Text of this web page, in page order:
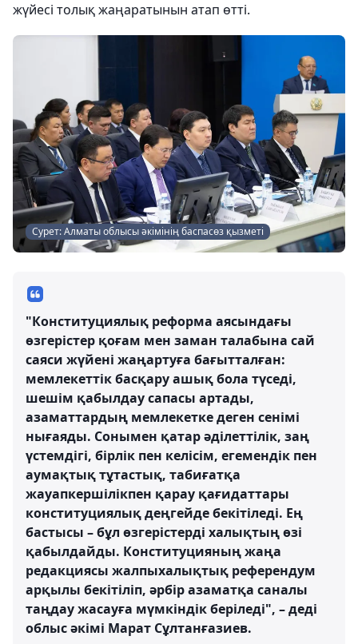
жүйесі толық жаңаратынын атап өтті.
Сурет: Алматы облысы әкімінің баспасөз қызметі
"Конституциялық реформа аясындағы
өзгерістер қоғам мен заман талабына сай
саяси жүйені жаңартуға бағытталған:
мемлекеттік басқару ашық бола түседі,
шешім қабылдау сапасы артады,
азаматтардың мемлекетке деген сенімі
нығаяды. Сонымен қатар әділеттілік, заң
үстемдігі, бірлік пен келісім, егемендік пен
аумақтық тұтастық, табиғатқа
жауапкершілікпен қарау қағидаттары
конституциялық деңгейде бекітіледі. Ең
бастысы – бұл өзгерістерді халықтың өзі
қабылдайды. Конституцияның жаңа
редакциясы жалпыхалықтық референдум
арқылы бекітіліп, әрбір азаматқа саналы
таңдау жасауға мүмкіндік беріледі", – деді
облыс әкімі Марат Сұлтанғазиев.